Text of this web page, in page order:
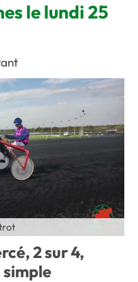
le lundi 25
2 sur 4,